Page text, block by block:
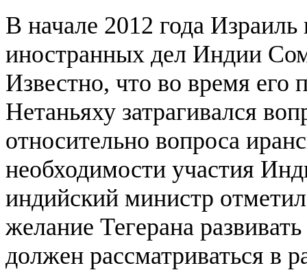
В начале 2012 года
иностранных дел Индии
Известно, что во время его
Нетаньяху затрагивался
относительно вопроса
необходимости участия
индийский министр
желание Тегерана
должен рассматриваться